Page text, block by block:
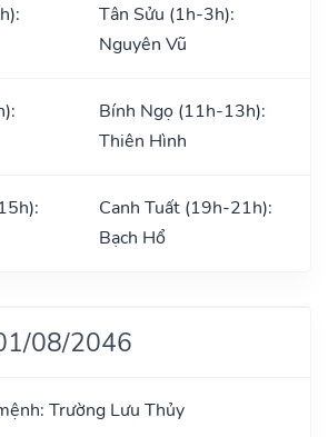
Tân Sửu (1h-3h):
Nguyên Vũ
Bính Ngọ (11h-13h):
Thiên Hình
Canh Tuất (19h-21h):
Bạch Hổ
08/2046
Trường Lưu Thủy